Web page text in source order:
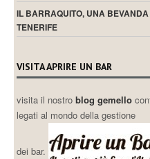
IL BARRAQUITO, UNA BEVANDA
TENERIFE
VISITA APRIRE UN BAR
visita il nostroblog gemello
legati al mondo della gestione
dei bar.